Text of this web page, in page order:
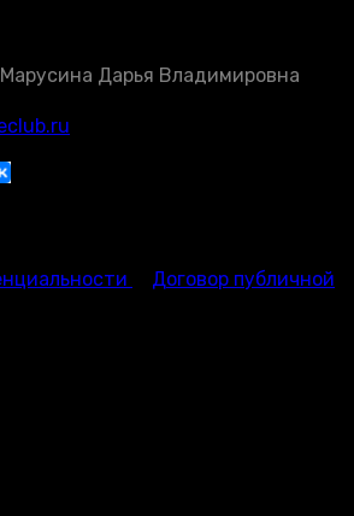
Дарья Владимировна
Договор публичной